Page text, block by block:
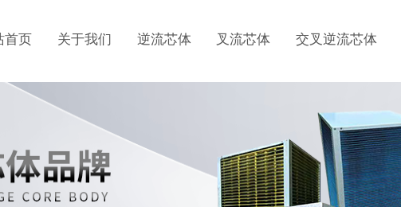
首页 关于我们 逆流芯体 叉流芯体 交叉逆流芯体